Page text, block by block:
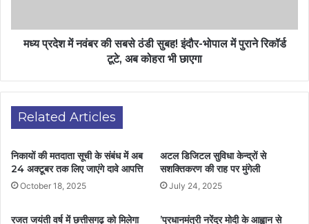
मध्य प्रदेश में नवंबर की सबसे ठंडी सुबह! इंदौर-भोपाल में पुराने रिकॉर्ड
टूटे, अब कोहरा भी छाएगा
Related Articles
निकायों की मतदाता सूची के संबंध में अब
24 अक्टूबर तक लिए जाएंगे दावे आपत्ति
October 18, 2025
अटल डिजिटल सुविधा केन्द्रों से
सशक्तिकरण की राह पर मुंगेली
July 24, 2025
रजत जयंती वर्ष में छत्तीसगढ़ को मिलेगा ’प्रधानमंत्री नरेंद्र मोदी के आह्वान से